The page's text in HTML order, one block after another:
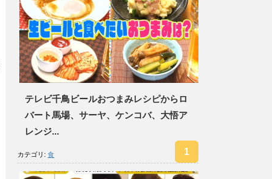
テレビ千鳥ビールおつまみレシピからロ
バート馬場、サーヤ、ケンコバ、大悟ア
レンジ...
カテゴリ: 食